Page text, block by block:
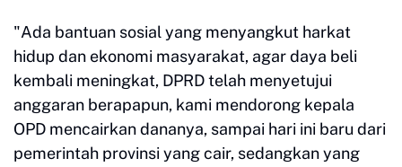
"Ada bantuan sosial yang menyangkut harkat
hidup dan ekonomi masyarakat, agar daya beli
kembali meningkat, DPRD telah menyetujui
anggaran berapapun, kami mendorong kepala
OPD mencairkan dananya, sampai hari ini baru dari
pemerintah provinsi yang cair, sedangkan yang